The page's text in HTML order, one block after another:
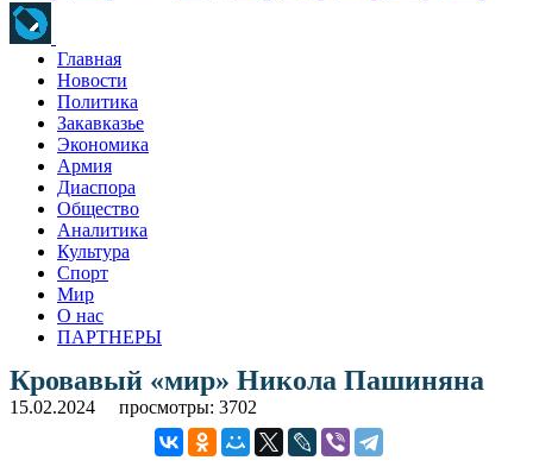
Главная
Новости
Политика
Закавказье
Экономика
Армия
Диаспора
Общество
Аналитика
Культура
Спорт
Мир
О нас
ПАРТНЕРЫ
Кровавый «мир» Никола Пашиняна
15.02.2024 просмотры: 3702